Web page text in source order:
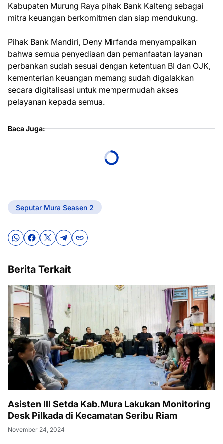
Kabupaten Murung Raya pihak Bank Kalteng sebagai
mitra keuangan berkomitmen dan siap mendukung.
Pihak Bank Mandiri, Deny Mirfanda menyampaikan
bahwa semua penyediaan dan pemanfaatan layanan
perbankan sudah sesuai dengan ketentuan BI dan OJK,
kementerian keuangan memang sudah digalakkan
secara digitalisasi untuk mempermudah akses
pelayanan kepada semua.
Baca Juga:
Seputar Mura Seasen 2
Berita Terkait
Asisten III Setda Kab.Mura Lakukan Monitoring
Desk Pilkada di Kecamatan Seribu Riam
November 24, 2024